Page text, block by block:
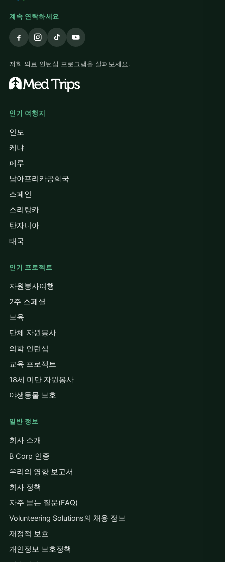
계속 연락하세요
저희 의료 인턴십 프로그램을 살펴보세요.
인기 여행지
인도
케냐
페루
남아프리카공화국
스페인
스리랑카
탄자니아
태국
인기 프로젝트
자원봉사여행
2주 스페셜
보육
단체 자원봉사
의학 인턴십
교육 프로젝트
18세 미만 자원봉사
야생동물 보호
일반 정보
회사 소개
B Corp 인증
우리의 영향 보고서
회사 정책
자주 묻는 질문(FAQ)
Volunteering Solutions의 채용 정보
재정적 보호
개인정보 보호정책